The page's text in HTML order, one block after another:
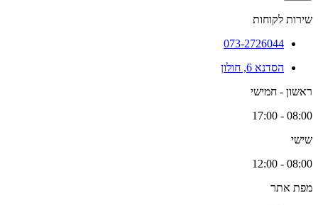
שירות לקוחות
073-2726044
הסדנא 6, חולון
ראשון - חמישי
08:00 - 17:00
שישי
08:00 - 12:00
מפת אתר